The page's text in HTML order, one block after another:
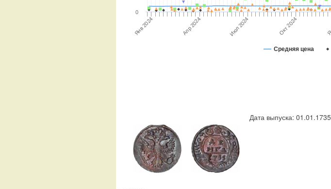
Средняя цена
Янв 2024 Апр 2024 Июл 2024 Окт 2024
0
Дата выпуска: 01.01.1735